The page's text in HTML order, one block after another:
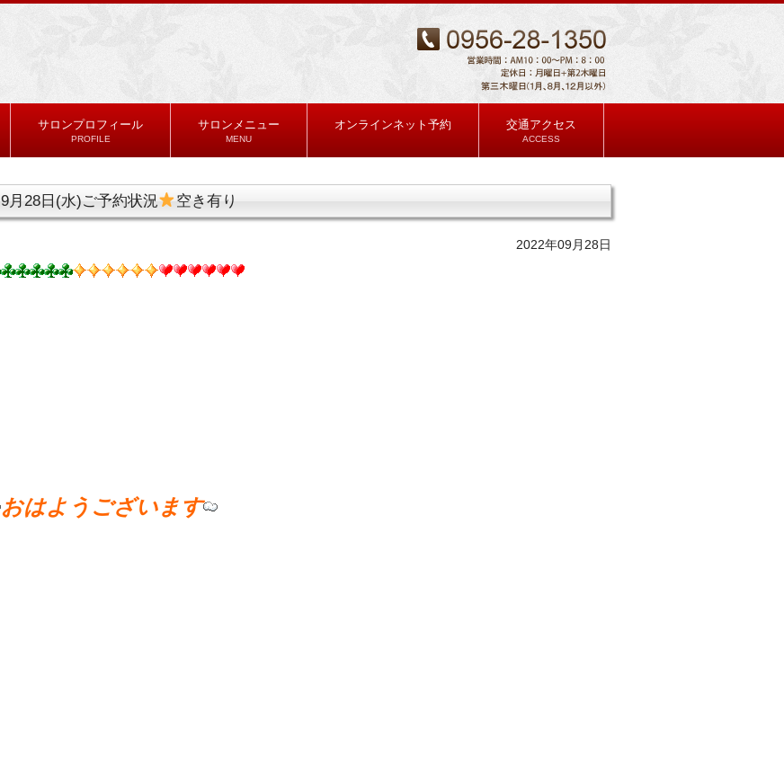
サロンプロフィール
PROFILE
サロンメニュー
MENU
オンラインネット予約 交通アクセス
ACCESS
9月28日(水)ご予約状況 空き有り
2022年09月28日
おはようございます